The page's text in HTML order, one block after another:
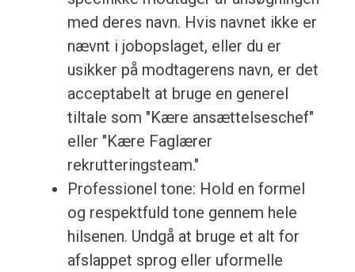
med deres navn. Hvis navnet ikke er
nævnt i jobopslaget, eller du er
usikker på modtagerens navn, er det
acceptabelt at bruge en generel
tiltale som "Kære ansættelseschef"
eller "Kære Faglærer
rekrutteringsteam."
Professionel tone: Hold en formel
og respektfuld tone gennem hele
hilsenen. Undgå at bruge et alt for
afslappet sprog eller uformelle